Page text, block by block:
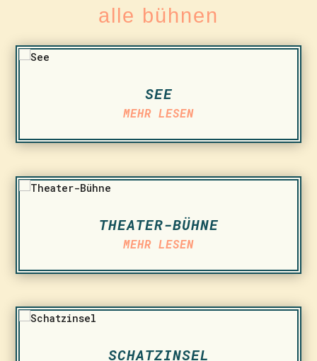
alle bühnen
SEE
MEHR LESEN
THEATER-BÜHNE
MEHR LESEN
SCHATZINSEL